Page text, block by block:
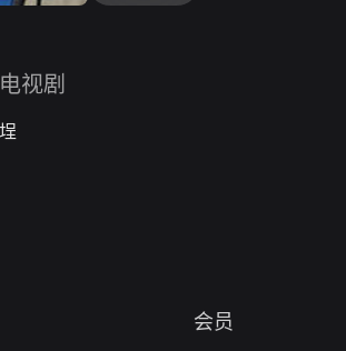
电视剧
会员